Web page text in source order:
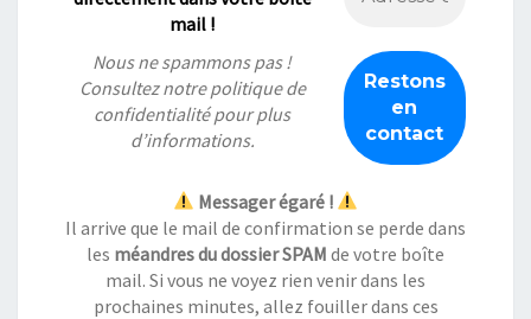
mail !
Nous ne spammons pas !
Consultez notrepolitique de
confidentialitépour plus
d’informations.
Messager égaré !
Il arrive que le mail de confirmation se perde dans
les méandres du dossier SPAM de votre boîte
mail. Si vous ne voyez rien venir dans les
prochaines minutes, allez fouiller dans ces